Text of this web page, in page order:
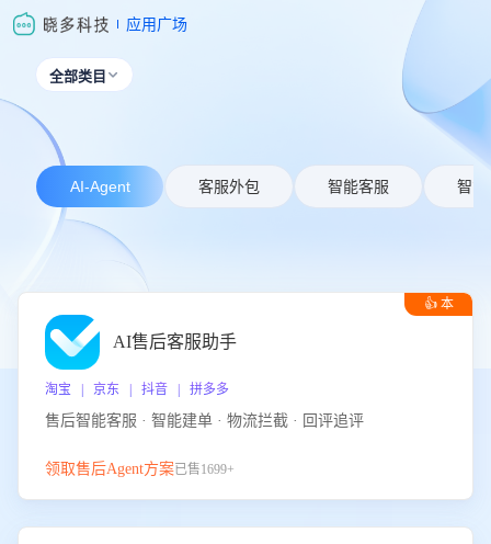
应用广场
全部类目 
AI-Agent 客服外包 智能客服 智能
👍 本
AI售后客服助手
淘宝 | 京东 | 抖音 | 拼多多
售后智能客服 · 智能建单 · 物流拦截 · 回评追评
领取售后Agent方案已售1699+